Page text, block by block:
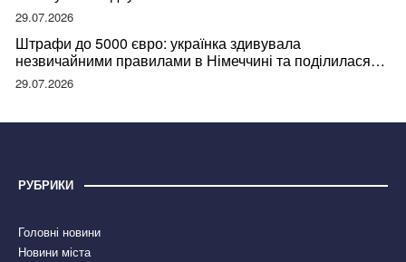
29.07.2026
Штрафи до 5000 євро: українка здивувала
незвичайними правилами в Німеччині та поділилася
правдою
29.07.2026
РУБРИКИ
Головні новини
Новини міста